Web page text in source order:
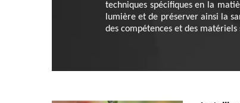
techniques spécifiques en la
lumière et de préserver ainsi la
des compétences et des matériels